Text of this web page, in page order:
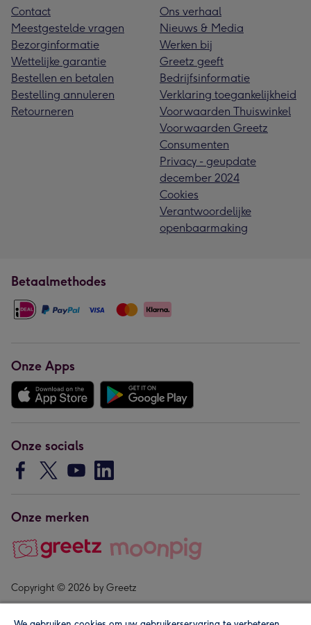
Contact
Meestgestelde vragen
Bezorginformatie
Wettelijke garantie
Bestellen en betalen
Bestelling annuleren
Retourneren
Ons verhaal
Nieuws & Media
Werken bij
Greetz geeft
Bedrijfsinformatie
Verklaring toegankelijkheid
Voorwaarden Thuiswinkel
Voorwaarden Greetz
Consumenten
Privacy - geupdate
december 2024
Cookies
Verantwoordelijke
openbaarmaking
Betaalmethodes
Onze Apps
Onze socials
Onze merken
Copyright © 2026 by Greetz